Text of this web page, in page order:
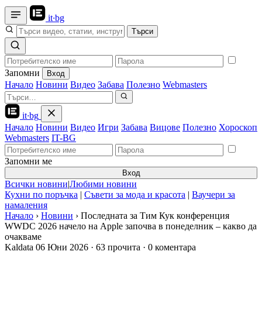
it·bg
Търси
Запомни Вход
Начало Новини Видео Забава Полезно Webmasters
it·bg
Начало Новини Видео Игри Забава Вицове Полезно Хороскоп
Webmasters IT-BG
Запомни ме
Вход
Всички новини|Любими новини
Кухни по поръчка | Съвети за мода и красота | Ваучери за
намаления
Начало › Новини › Последната за Тим Кук конференция
WWDC 2026 начело на Apple започва в понеделник – какво да
очакваме
Kaldata 06 Юни 2026 · 63 прочита · 0 коментара